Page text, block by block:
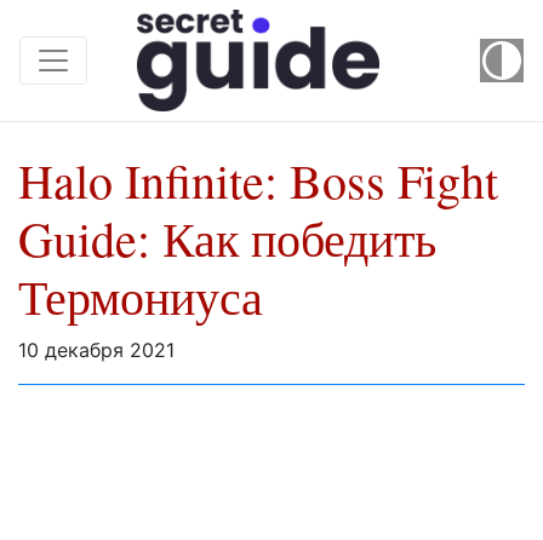
Halo Infinite: Boss Fight
Guide: Как победить
Термониуса
10 декабря 2021